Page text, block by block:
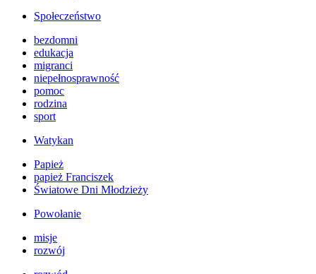
Społeczeństwo
bezdomni
edukacja
migranci
niepełnosprawność
pomoc
rodzina
sport
Watykan
Papież
papież Franciszek
Światowe Dni Młodzieży
Powołanie
misje
rozwój